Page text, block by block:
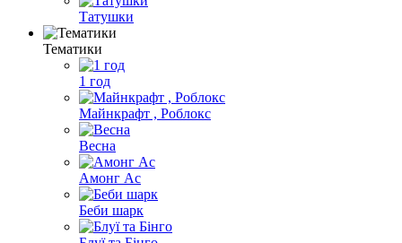
Татушки
Тематики
1 год
Майнкрафт , Роблокс
Весна
Амонг Ас
Беби шарк